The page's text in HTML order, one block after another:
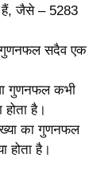
हैं, जैसे – 5283
गुणनफल सदैव एक
गुणनफल कभी
है।
का गुणनफल
होता है।